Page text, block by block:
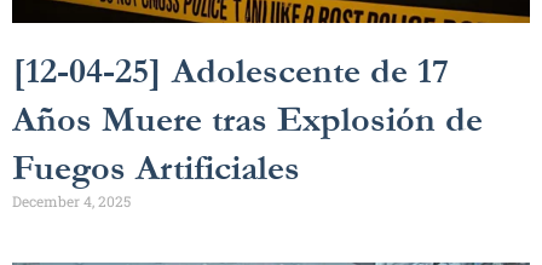
[12-04-25] Adolescente de 17
Años Muere tras Explosión de
Fuegos Artificiales
December 4, 2025